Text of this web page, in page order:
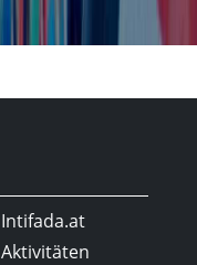
Intifada.at
Aktivitäten